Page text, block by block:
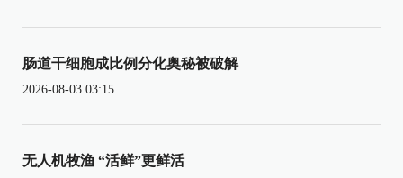
肠道干细胞成比例分化奥秘被破解
2026-08-03 03:15
无人机牧渔 “活鲜”更鲜活